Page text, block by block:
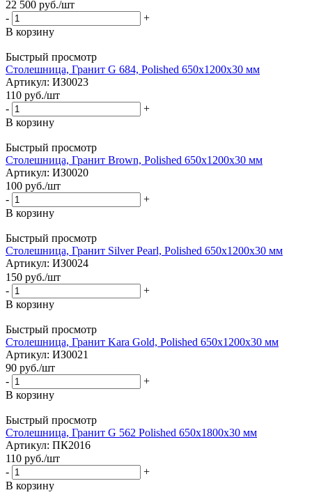
22 500 руб./шт
-
+
В корзину
Быстрый просмотр
Столешница, Гранит G 684, Polished 650х1200х30 мм
Артикул: ИЗ0023
110 руб./шт
-
+
В корзину
Быстрый просмотр
Столешница, Гранит Brown, Polished 650х1200х30 мм
Артикул: ИЗ0020
100 руб./шт
-
+
В корзину
Быстрый просмотр
Столешница, Гранит Silver Pearl, Polished 650х1200х30 мм
Артикул: ИЗ0024
150 руб./шт
-
+
В корзину
Быстрый просмотр
Столешница, Гранит Kara Gold, Polished 650х1200х30 мм
Артикул: ИЗ0021
90 руб./шт
-
+
В корзину
Быстрый просмотр
Столешница, Гранит G 562 Polished 650х1800х30 мм
Артикул: ПК2016
110 руб./шт
-
+
В корзину